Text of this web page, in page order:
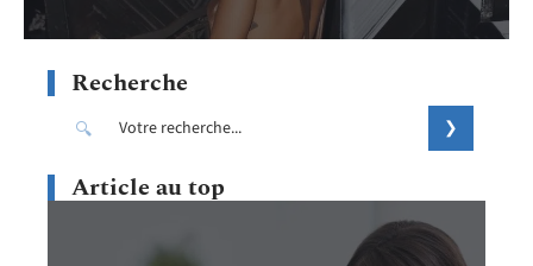
Recherche
Article au top